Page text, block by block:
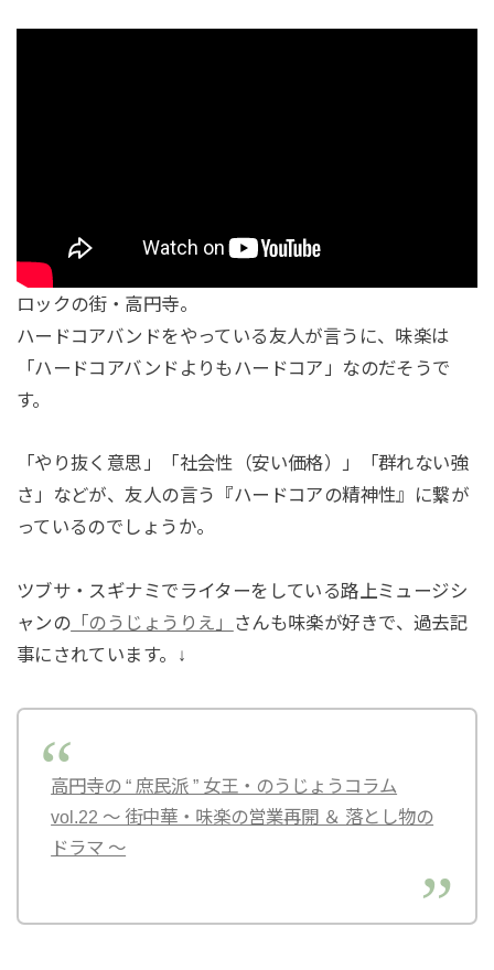
ロックの街・高円寺。
ハードコアバンドをやっている友人が言うに、味楽は
「ハードコアバンドよりもハードコア」なのだそうで
す。
「やり抜く意思」「社会性（安い価格）」「群れない強
さ」などが、友人の言う『ハードコアの精神性』に繋が
っているのでしょうか。
ツブサ・スギナミでライターをしている路上ミュージシ
ャンの 「のうじょうりえ」
さんも味楽が好きで、過去記
事にされています。↓
高円寺の “ 庶民派 ” 女王・のうじょうコラム
vol.22 ～ 街中華・味楽の営業再開 ＆ 落とし物の
ドラマ ～